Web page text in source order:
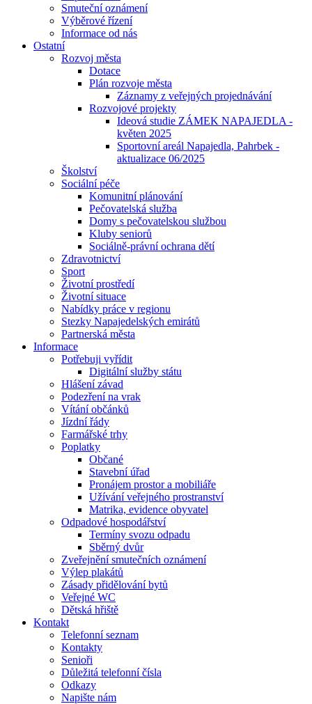
Smuteční oznámení
Výběrové řízení
Informace od nás
Ostatní
Rozvoj města
Dotace
Plán rozvoje města
Záznamy z veřejných projednávání
Rozvojové projekty
Ideová studie ZÁMEK NAPAJEDLA -
květen 2025
Sportovní areál Napajedla, Pahrbek -
aktualizace 06/2025
Školství
Sociální péče
Komunitní plánování
Pečovatelská služba
Domy s pečovatelskou službou
Kluby seniorů
Sociálně-právní ochrana dětí
Zdravotnictví
Sport
Životní prostředí
Životní situace
Nabídky práce v regionu
Stezky Napajedelských emirátů
Partnerská města
Informace
Potřebuji vyřídit
Digitální služby státu
Hlášení závad
Podezření na vrak
Vítání občánků
Jízdní řády
Farmářské trhy
Poplatky
Občané
Stavební úřad
Pronájem prostor a mobiliáře
Užívání veřejného prostranství
Matrika, evidence obyvatel
Odpadové hospodářství
Termíny svozu odpadu
Sběrný dvůr
Zveřejnění smutečních oznámení
Výlep plakátů
Zásady přidělování bytů
Veřejné WC
Dětská hřiště
Kontakt
Telefonní seznam
Kontakty
Senioři
Důležitá telefonní čísla
Odkazy
Napište nám